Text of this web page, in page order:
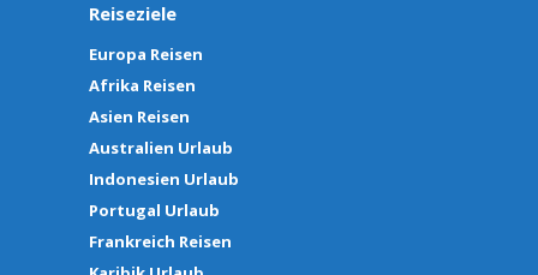
Reiseziele
Europa Reisen
Afrika Reisen
Asien Reisen
Australien Urlaub
Indonesien Urlaub
Portugal Urlaub
Frankreich Reisen